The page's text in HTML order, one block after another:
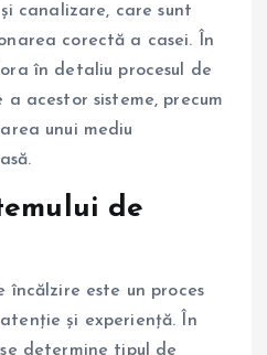
canalizare, care sunt
corectă a casei. În
în detaliu procesul de
acestor sisteme, precum
unui mediu
de
încălzire este un proces
și experiență. În
determine tipul de